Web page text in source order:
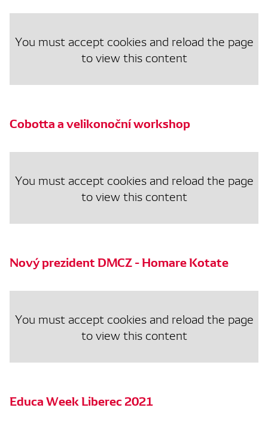
You must accept cookies and reload the page
to view this content
Cobotta a velikonoční workshop
You must accept cookies and reload the page
to view this content
Nový prezident DMCZ - Homare Kotate
You must accept cookies and reload the page
to view this content
Educa Week Liberec 2021